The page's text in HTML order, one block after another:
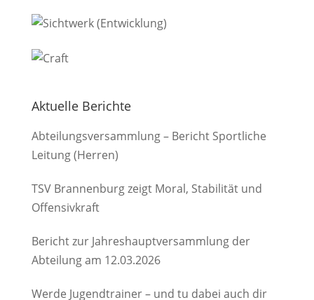
Aktuelle Berichte
Abteilungsversammlung – Bericht Sportliche
Leitung (Herren)
TSV Brannenburg zeigt Moral, Stabilität und
Offensivkraft
Bericht zur Jahreshauptversammlung der
Abteilung am 12.03.2026
Werde Jugendtrainer – und tu dabei auch dir